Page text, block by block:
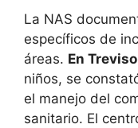
La NAS
específicos de
áreas. En Treviso
niños, se
el manejo del
sanitario. El